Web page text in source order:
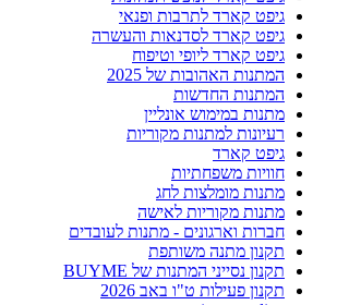
גיפט קארד לתרבות ופנאי
גיפט קארד לסדנאות והעשרה
גיפט קארד ליופי וטיפוח
המתנות האהובות של 2025
המתנות החדשות
מתנות במימוש אונליין
רעיונות למתנות מקוריות
גיפט קארד
חוויות משפחתיות
מתנות מומלצות לחג
מתנות מקוריות לאישה
חברות וארגונים - מתנות לעובדים
תקנון מתנה משותפת
תקנון נסייני המתנות של BUYME
תקנון פעילות ט"ו באב 2026